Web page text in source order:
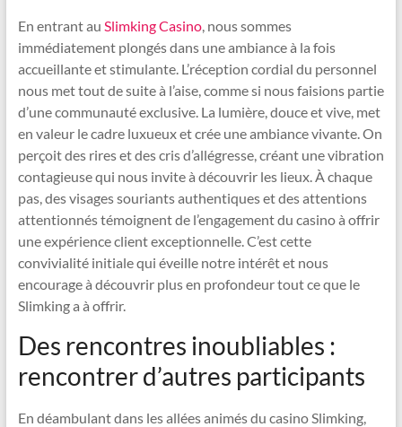
En entrant au Slimking Casino, nous sommes
immédiatement plongés dans une ambiance à la fois
accueillante et stimulante. L’réception cordial du personnel
nous met tout de suite à l’aise, comme si nous faisions partie
d’une communauté exclusive. La lumière, douce et vive, met
en valeur le cadre luxueux et crée une ambiance vivante. On
perçoit des rires et des cris d’allégresse, créant une vibration
contagieuse qui nous invite à découvrir les lieux. À chaque
pas, des visages souriants authentiques et des attentions
attentionnés témoignent de l’engagement du casino à offrir
une expérience client exceptionnelle. C’est cette
convivialité initiale qui éveille notre intérêt et nous
encourage à découvrir plus en profondeur tout ce que le
Slimking a à offrir.
Des rencontres inoubliables :
rencontrer d’autres participants
En déambulant dans les allées animés du casino Slimking,